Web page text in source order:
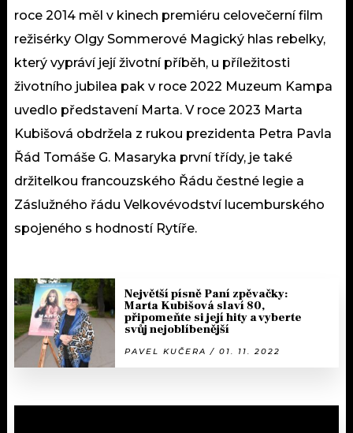
roce 2014 měl v kinech premiéru celovečerní film
režisérky Olgy Sommerové Magický hlas rebelky,
který vypráví její životní příběh, u příležitosti
životního jubilea pak v roce 2022 Muzeum Kampa
uvedlo představení Marta. V roce 2023 Marta
Kubišová obdržela z rukou prezidenta Petra Pavla
Řád Tomáše G. Masaryka první třídy, je také
držitelkou francouzského Řádu čestné legie a
Záslužného řádu Velkovévodství lucemburského
spojeného s hodností Rytíře.
Největší písně Paní zpěvačky:
Marta Kubišová slaví 80,
připomeňte si její hity a vyberte
svůj nejoblíbenější
PAVEL KUČERA / 01. 11. 2022